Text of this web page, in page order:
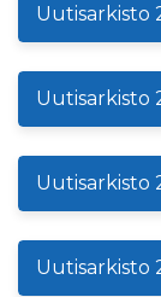
Uutisarkisto
Uutisarkisto
Uutisarkisto
Uutisarkisto